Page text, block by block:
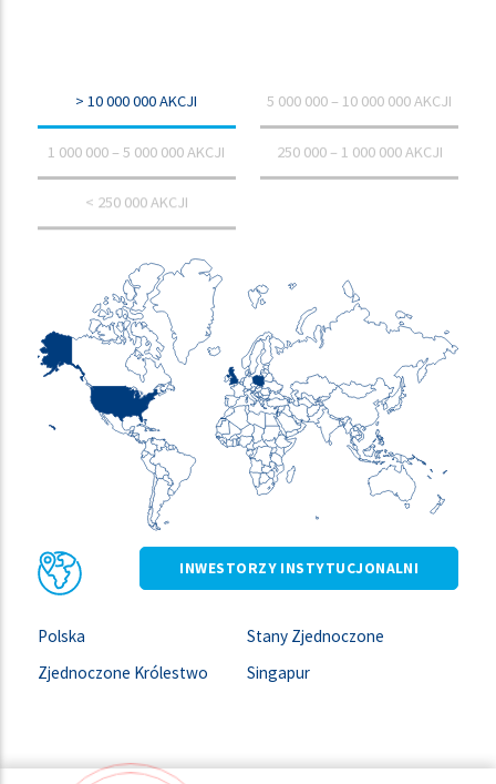
Polska
Stany Zjednoczone
Zjednoczone Królestwo
Singapur
INWESTORZY INSTYTUCJONALNI
> 10 000 000 AKCJI 5 000 000 – 10 000 000 AKCJI
1 000 000 – 5 000 000 AKCJI 250 000 – 1 000 000 AKCJI
< 250 000 AKCJI